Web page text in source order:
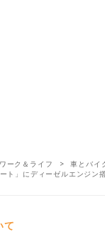
ワーク＆ライフ
車とバイ
ト」にディーゼルエンジン
て